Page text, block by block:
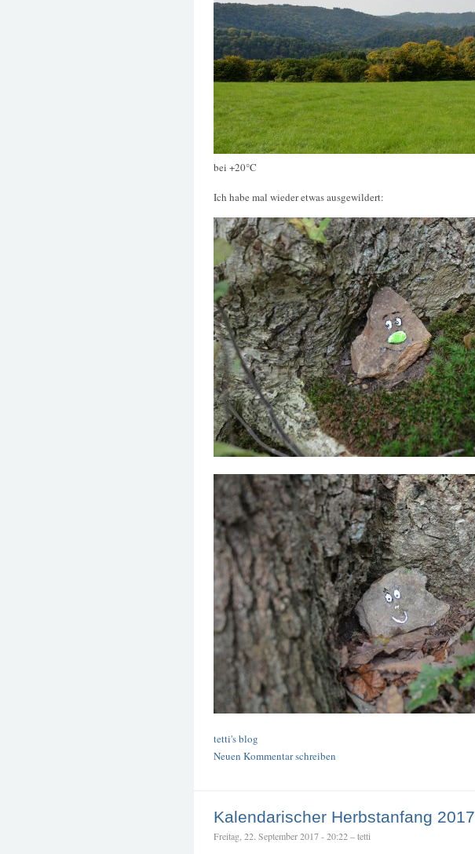
bei +20°C
Ich habe mal wieder etwas ausgewildert:
tetti's blog
Neuen Kommentar schreiben
Kalendarischer Herbstanfang 2017
Freitag, 22. September 2017 - 20:22 – tetti